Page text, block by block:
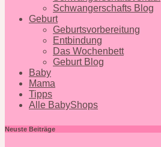
Schwangerschafts Blog
Geburt
Geburtsvorbereitung
Entbindung
Das Wochenbett
Geburt Blog
Baby
Mama
Tipps
Alle BabyShops
Neuste Beiträge